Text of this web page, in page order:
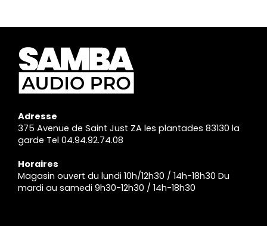
Adresse
375 Avenue de Saint Just ZA les plantades 83130 la
garde Tel 04.94.92.74.08
Horaires
Magasin ouvert du lundi 10h/12h30 / 14h-18h30 Du
mardi au samedi 9h30-12h30 / 14h-18h30